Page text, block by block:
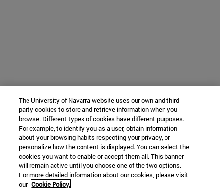
The University of Navarra website uses our own and third-
party cookies to store and retrieve information when you
browse. Different types of cookies have different purposes.
For example, to identify you as a user, obtain information
about your browsing habits respecting your privacy, or
personalize how the content is displayed. You can select the
cookies you want to enable or accept them all. This banner
will remain active until you choose one of the two options.
For more detailed information about our cookies, please visit
our Cookie Policy.